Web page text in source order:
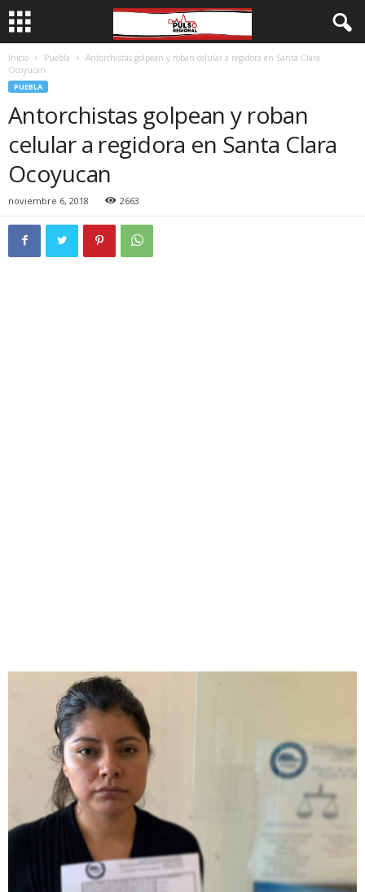
Inicio Puebla
Antorchistas golpean y roban celular a regidora en Santa Clara
Ocoyucan
PUEBLA
Antorchistas golpean y roban
celular a regidora en Santa Clara
Ocoyucan
noviembre 6, 2018 2663